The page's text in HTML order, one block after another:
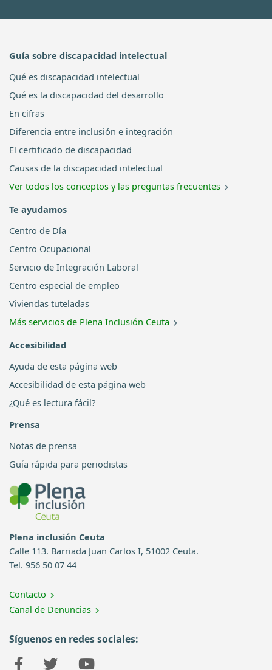
Guía sobre discapacidad intelectual
Qué es discapacidad intelectual
Qué es la discapacidad del desarrollo
En cifras
Diferencia entre inclusión e integración
El certificado de discapacidad
Causas de la discapacidad intelectual
Ver todos los conceptos y las preguntas frecuentes
Te ayudamos
Centro de Día
Centro Ocupacional
Servicio de Integración Laboral
Centro especial de empleo
Viviendas tuteladas
Más servicios de Plena Inclusión Ceuta
Accesibilidad
Ayuda de esta página web
Accesibilidad de esta página web
¿Qué es lectura fácil?
Prensa
Notas de prensa
Guía rápida para periodistas
Plena inclusión Ceuta
Calle 113. Barriada Juan Carlos I, 51002 Ceuta.
Tel. 956 50 07 44
Contacto
Canal de Denuncias
Síguenos en redes sociales: